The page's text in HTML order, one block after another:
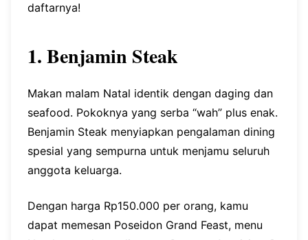
daftarnya!
1. Benjamin Steak
Makan malam Natal identik dengan daging dan
seafood. Pokoknya yang serba “wah” plus enak.
Benjamin Steak menyiapkan pengalaman dining
spesial yang sempurna untuk menjamu seluruh
anggota keluarga.
Dengan harga Rp150.000 per orang, kamu
dapat memesan Poseidon Grand Feast, menu